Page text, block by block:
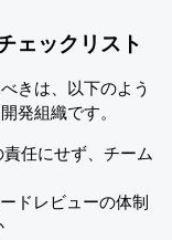
ェックリスト
きは、以下のよう
発組織です。
任にせず、チーム
ドレビューの体制